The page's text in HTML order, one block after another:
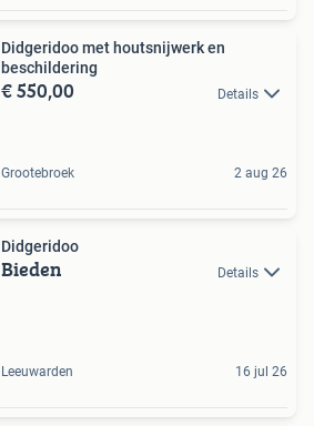
Didgeridoo met houtsnijwerk en
beschildering
€ 550,00 Details
Grootebroek 2 aug 26
Didgeridoo
Bieden Details
Leeuwarden 16 jul 26